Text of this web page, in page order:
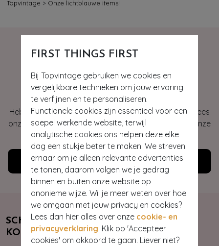
FIRST THINGS FIRST
Bij Topvintage gebruiken we cookies en
vergelijkbare technieken om jouw ervaring
te verfijnen en te personaliseren.
Functionele cookies zijn essentieel voor een
soepel werkende website, terwijl
analytische cookies ons helpen deze elke
dag een stukje beter te maken. We streven
ernaar om je alleen relevante advertenties
te tonen, daarom volgen we je gedrag
binnen en buiten onze website op
anonieme wijze. Wil je meer weten over hoe
we omgaan met jouw privacy en cookies?
Lees dan hier alles over onze cookie- en
privacyverklaring. Klik op 'Accepteer
cookies' om akkoord te gaan. Liever niet?
Topvintage > Onze lichtblauwe items!
Hey gorgeous
Heb je vragen of heb je hulp nodig bij je bestelling? Lees
onze veelgestelde vragen of neem contact op met onze
klantenservice. Wij helpen je graag!
Klantenservice
SCHRIJF JE NU IN & ONTVANG 10%
KORTING